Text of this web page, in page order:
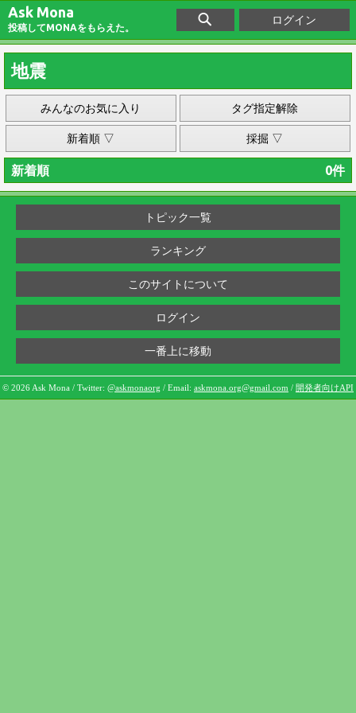
Ask Mona
投稿してMONAをもらえた。
ログイン
地震
みんなのお気に入り タグ指定解除
新着順 ▽ 採掘 ▽
新着順 0件
トピック一覧
ランキング
このサイトについて
ログイン
一番上に移動
© 2026 Ask Mona / Twitter: @askmonaorg / Email: askmona.org@gmail.com / 開発者向けAPI